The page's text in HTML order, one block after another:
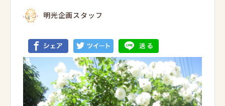
明光企画スタッフ